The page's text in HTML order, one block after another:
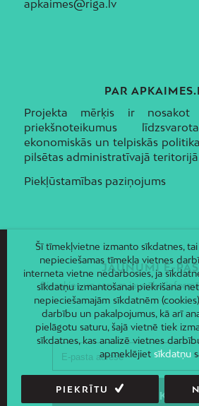
apkaimes@riga.lv
PAR
Projekta mērķis ir nosakot
priekšnoteikumus
ekonomiskās un telpiskās
pilsētas administratīvajā
Piekļūstamības paziņojums
JAUNUMI E-
Piesakies un saņem jaunāko
Šī tīmekļvietne izmanto sīkdatnes, tai
nepieciešamas tīmekļa vietnes
interneta vietne nedarbosies, ja
sīkdatņu izmantošanai piekrišana
nepieciešamajām sīkdatnēm
darbību un pakalpojumus, kā arī
pielāgotu saturu, šajā vietnē tiek
sīkdatnes, kas analizē vietnes
apmeklējiet sīkdatņu
PIEKRĪTU